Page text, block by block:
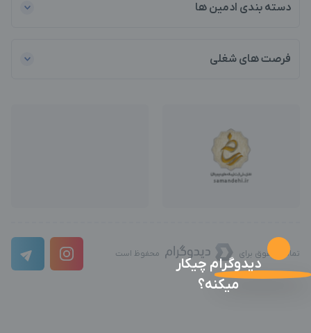
دسته بندی ادمین ها
فرصت های شغلی
تمامی حقوق برای محفوظ است
دیدوگرام چیکار
میکنه؟